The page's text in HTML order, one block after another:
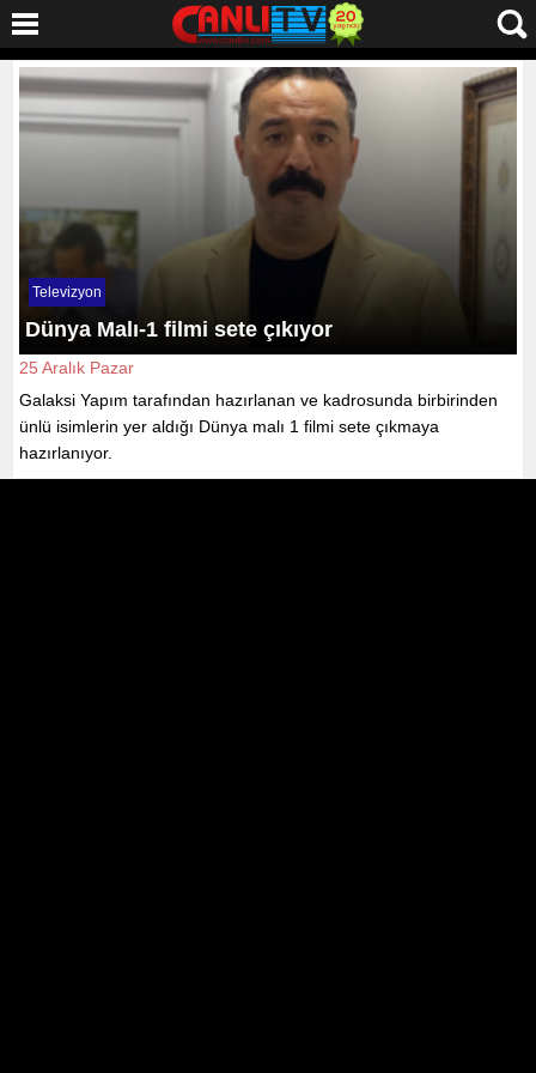
Televizyon
Dünya Malı-1 filmi sete çıkıyor
25 Aralık Pazar
Galaksi Yapım tarafından hazırlanan ve kadrosunda birbirinden
ünlü isimlerin yer aldığı Dünya malı 1 filmi sete çıkmaya
hazırlanıyor.